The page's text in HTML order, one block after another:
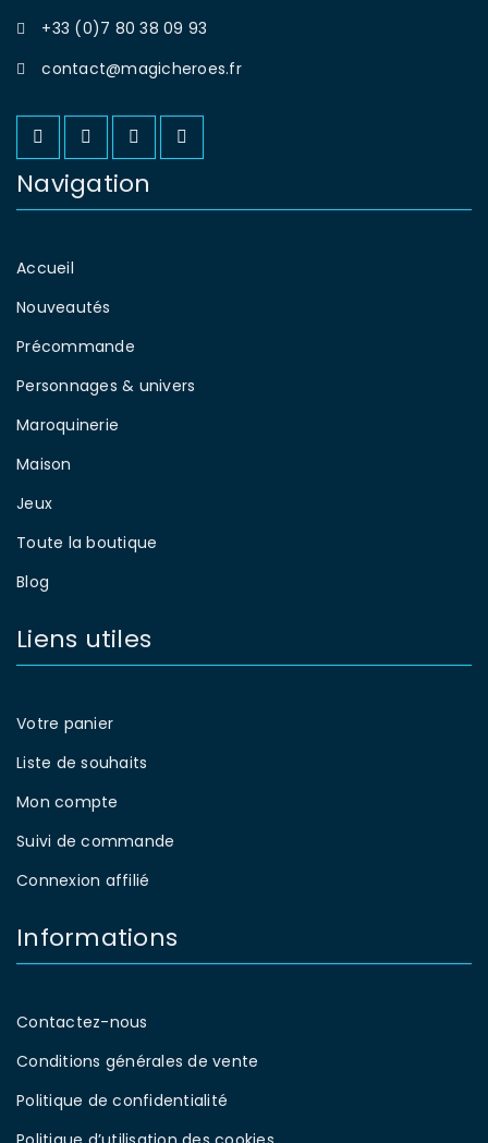
+33 (0)7 80 38 09 93
contact@magicheroes.fr
Navigation
Accueil
Nouveautés
Précommande
Personnages & univers
Maroquinerie
Maison
Jeux
Toute la boutique
Blog
Liens utiles
Votre panier
Liste de souhaits
Mon compte
Suivi de commande
Connexion affilié
Informations
Contactez-nous
Conditions générales de vente
Politique de confidentialité